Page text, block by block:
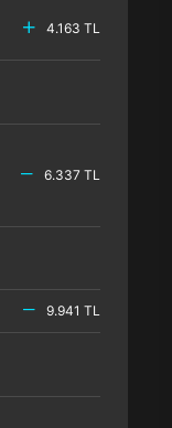
4.163 TL
6.337 TL
9.941 TL